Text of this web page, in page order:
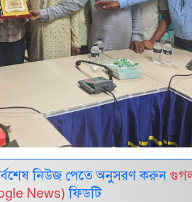
নিউজ পেতে অনুসরণ করুন
News) ফিডটি